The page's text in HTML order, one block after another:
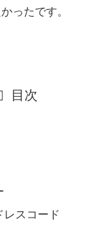
ったです。
目次
レスコード